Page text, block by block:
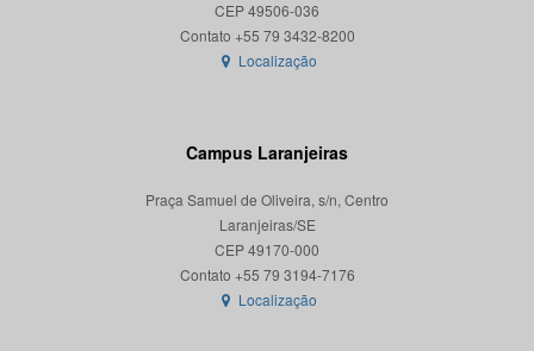
CEP 49506-036
Localização
Campus Laranjeiras
Praça Samuel de Oliveira, s/n, Centro
Laranjeiras/SE
CEP 49170-000
Localização